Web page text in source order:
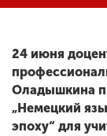
ENG
+7 (831)
24 июня
Оладышкина
„Немецкий
эпоху“ для